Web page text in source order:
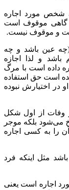
شخص مورد اجاره
گاهی موقوف است
و موقوف نیست.
عین باشد و چه
و لذا اجازه
داده است با مرگ
است حق استفاده
در اختیارش نبوده
وفات از اول شکل
می‌شود بلکه موجر
را به کسی اجاره
مثل اینکه فرد
اجاره است یعنی